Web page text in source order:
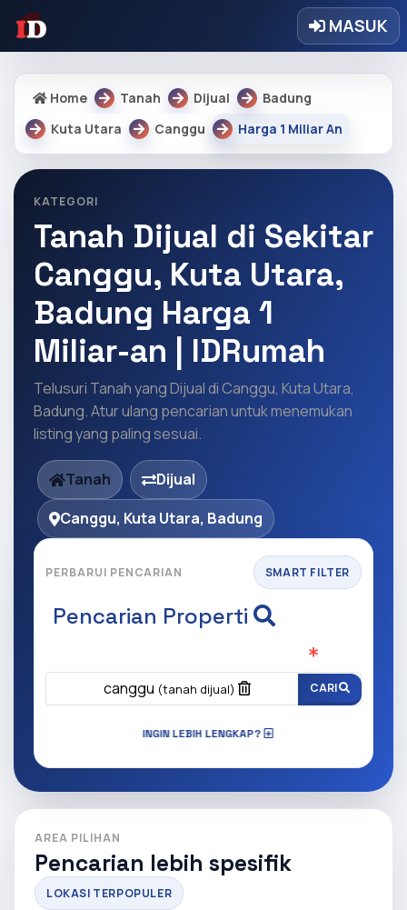
MASUK
Home Tanah Dijual
Badung
Kuta Utara
Canggu Harga 1 Miliar An
KATEGORI
Tanah Dijual di Sekitar
Canggu, Kuta Utara,
Badung Harga 1
Miliar-an | IDRumah
Telusuri Tanah yang Dijual di Canggu, Kuta Utara,
Badung. Atur ulang pencarian untuk menemukan
listing yang paling sesuai.
Tanah
Dijual
Canggu, Kuta Utara, Badung
PERBARUI PENCARIAN SMART FILTER
Pencarian Properti
canggu (tanah dijual) CARI
INGIN LEBIH LENGKAP?
AREA PILIHAN
Pencarian lebih spesifik
LOKASI TERPOPULER